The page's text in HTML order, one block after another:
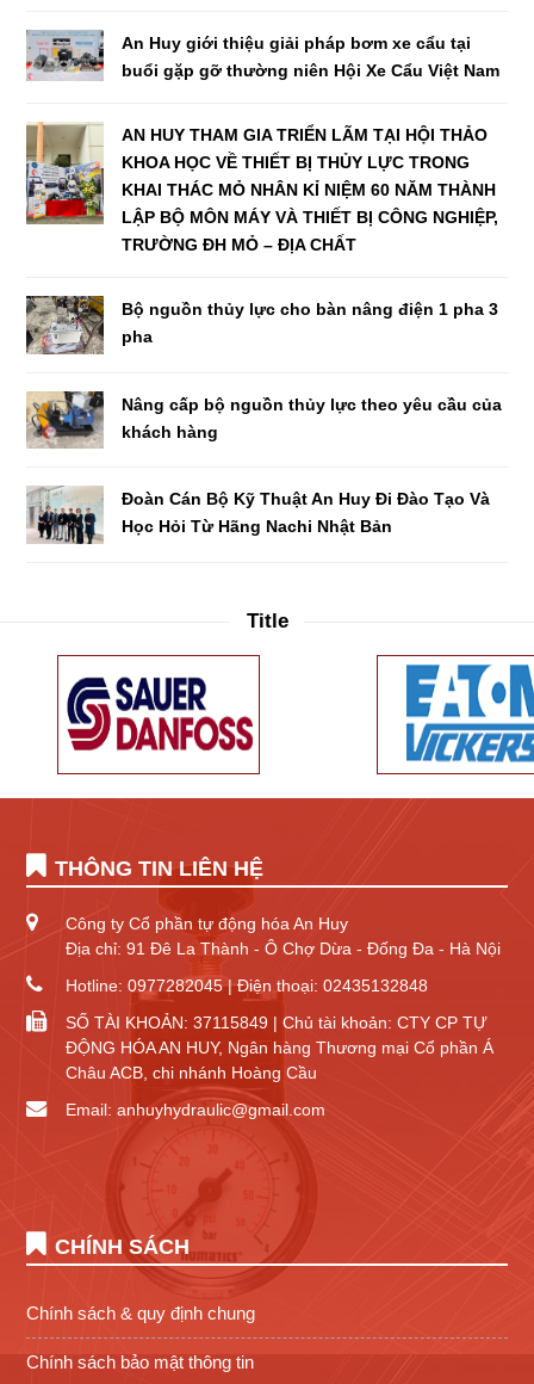
An Huy giới thiệu giải pháp bơm xe cẩu tại
buổi gặp gỡ thường niên Hội Xe Cẩu Việt Nam
AN HUY THAM GIA TRIỂN LÃM TẠI HỘI THẢO
KHOA HỌC VỀ THIẾT BỊ THỦY LỰC TRONG
KHAI THÁC MỎ NHÂN KỈ NIỆM 60 NĂM THÀNH
LẬP BỘ MÔN MÁY VÀ THIẾT BỊ CÔNG NGHIỆP,
TRƯỜNG ĐH MỎ – ĐỊA CHẤT
Bộ nguồn thủy lực cho bàn nâng điện 1 pha 3
pha
Nâng cấp bộ nguồn thủy lực theo yêu cầu của
khách hàng
Đoàn Cán Bộ Kỹ Thuật An Huy Đi Đào Tạo Và
Học Hỏi Từ Hãng Nachi Nhật Bản
Title
THÔNG TIN LIÊN HỆ
Công ty Cổ phần tự động hóa An Huy
Địa chỉ: 91 Đê La Thành - Ô Chợ Dừa - Đống Đa - Hà Nội
Hotline: 0977282045 | Điện thoại: 02435132848
SỐ TÀI KHOẢN: 37115849 | Chủ tài khoản: CTY CP TỰ
ĐỘNG HÓA AN HUY, Ngân hàng Thương mại Cổ phần Á
Châu ACB, chi nhánh Hoàng Cầu
Email: anhuyhydraulic@gmail.com
CHÍNH SÁCH
Chính sách & quy định chung
Chính sách bảo mật thông tin